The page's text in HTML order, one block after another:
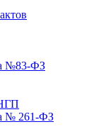
№83-ФЗ
№ 261-ФЗ